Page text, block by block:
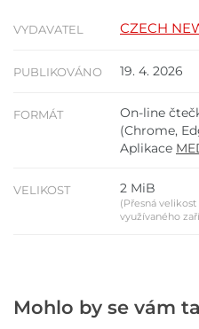
VYDAVATEL CZECH
PUBLIKOVÁNO 19. 4. 2026
FORMÁT
On-line
(Chrome,
Aplikace
VELIKOST 2 MiB
(Přesná
využívaného
Mohlo by se vám